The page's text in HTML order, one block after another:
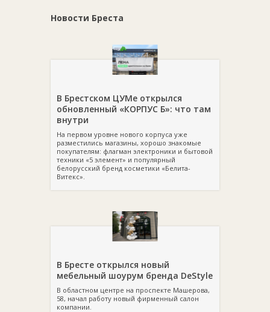
Новости Бреста
В Брестском ЦУМе открылся
обновленный «КОРПУС Б»: что там
внутри
На первом уровне нового корпуса уже
разместились магазины, хорошо знакомые
покупателям: флагман электроники и бытовой
техники «5 элемент» и популярный
белорусский бренд косметики «Белита-
Витекс».
В Бресте открылся новый
мебельный шоурум бренда DeStyle
В областном центре на проспекте Машерова,
58, начал работу новый фирменный салон
компании.